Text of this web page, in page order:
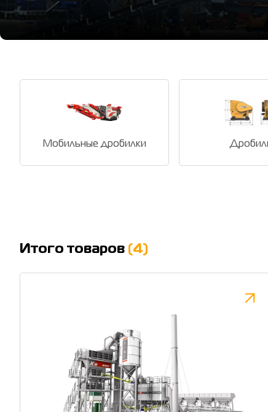
Мобильные дробилки
Итого товаров (4)